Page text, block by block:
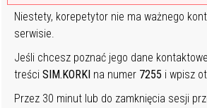
Niestety, korepetytor nie ma ważnego
serwisie.
Jeśli chcesz poznać jego dane
treściSIM.KORKI na numer 7255 i wpisz
Przez 30 minut lub do zamknięcia sesji